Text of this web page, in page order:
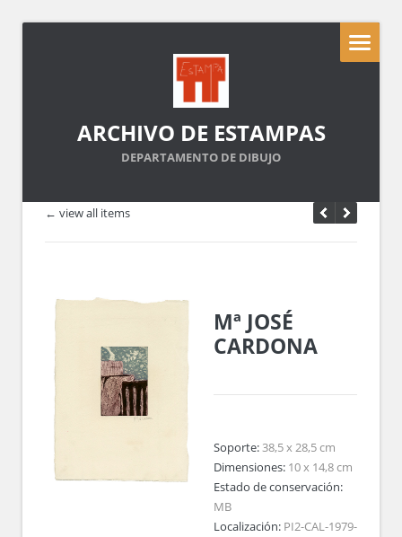
ARCHIVO DE ESTAMPAS
DEPARTAMENTO DE DIBUJO
← view all items
Mª JOSÉ
CARDONA
Soporte:38,5 x 28,5 cm
Dimensiones: 10 x 14,8 cm
Estado de conservación:
MB
Localización: PI2-CAL-1979-